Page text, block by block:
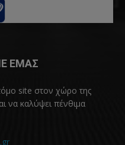
ΕΜΑΣ
site στον χώρο της
να καλύψει πένθιμα